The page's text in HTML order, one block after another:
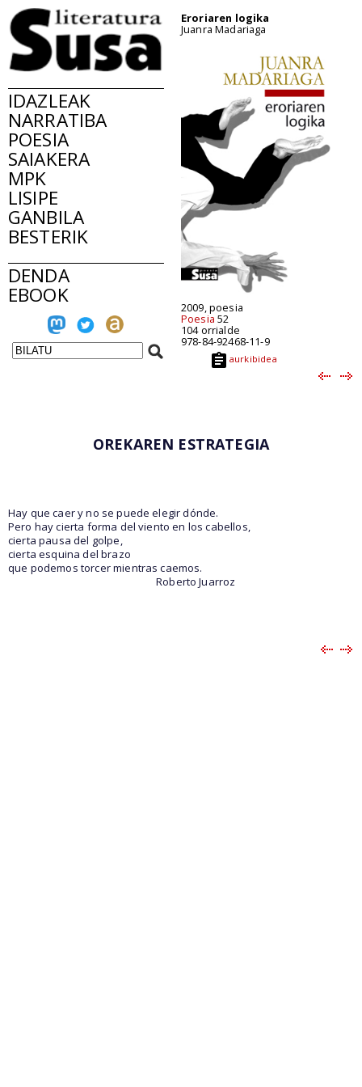
IDAZLEAK
NARRATIBA
POESIA
SAIAKERA
MPK
LISIPE
GANBILA
BESTERIK
DENDA
EBOOK
Eroriaren logika
Juanra Madariaga
2009, poesia
Poesia 52
104 orrialde
978-84-92468-11-9
aurkibidea
OREKAREN ESTRATEGIA
Hay que caer y no se puede elegir dónde.
Pero hay cierta forma del viento en los cabellos,
cierta pausa del golpe,
cierta esquina del brazo
que podemos torcer mientras caemos.
Roberto Juarroz